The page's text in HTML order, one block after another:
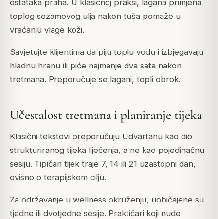
ostataka praha. U klasičnoj praksi, lagana primjena
toplog sezamovog ulja nakon tuša pomaže u
vraćanju vlage koži.
Savjetujte klijentima da piju toplu vodu i izbjegavaju
hladnu hranu ili piće najmanje dva sata nakon
tretmana. Preporučuje se lagani, topli obrok.
Učestalost tretmana i planiranje tijeka
Klasični tekstovi preporučuju Udvartanu kao dio
strukturiranog tijeka liječenja, a ne kao pojedinačnu
sesiju. Tipičan tijek traje 7, 14 ili 21 uzastopni dan,
ovisno o terapijskom cilju.
Za održavanje u wellness okruženju, uobičajene su
tjedne ili dvotjedne sesije. Praktičari koji nude